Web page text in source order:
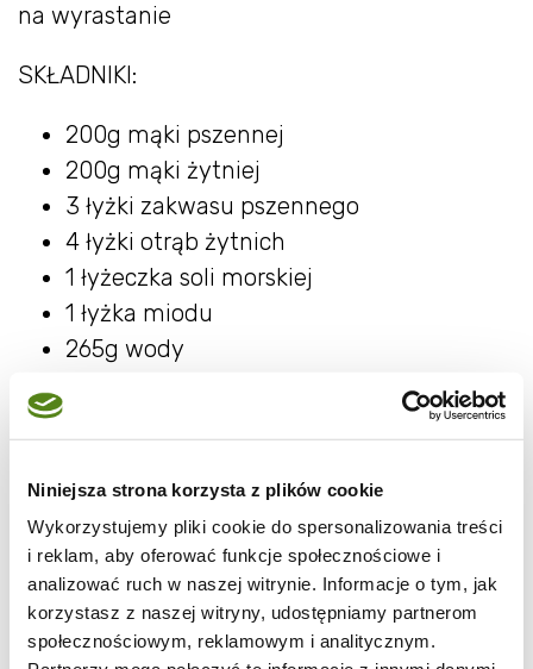
Niniejsza strona korzysta z plików cookie
Wykorzystujemy pliki cookie do spersonalizowania treści
i reklam, aby oferować funkcje społecznościowe i
analizować ruch w naszej witrynie. Informacje o tym, jak
korzystasz z naszej witryny, udostępniamy partnerom
społecznościowym, reklamowym i analitycznym.
na wyrastanie
SKŁADNIKI:
200g mąki pszennej
200g mąki żytniej
3 łyżki zakwasu pszennego
4 łyżki otrąb żytnich
1 łyżeczka soli morskiej
1 łyżka miodu
265g wody
SPOSÓB PRZYGOTOWANIA:
wyrobiłam lepkie i gęste ciasto za pomocą
miksera z przystawkami do ciasta
drożdżowego. Trwało to ok. 8min. W razie
gdyby ciasto wydawało się zbyt rzadkie,
lejące można podsypać je mąką.